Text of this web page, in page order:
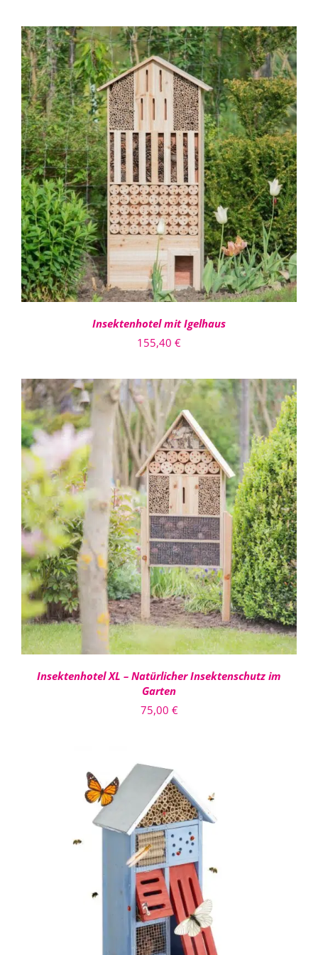
bis
1.194,00 €
IN DEN WARENKORB
/
DETAILS
Insektenhotel mit Igelhaus
155,40 €
IN DEN WARENKORB
/
DETAILS
Insektenhotel XL – Natürlicher Insektenschutz im
Garten
75,00 €
IN DEN WARENKORB